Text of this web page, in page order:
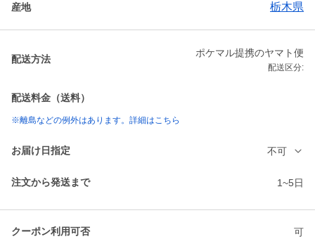
産地 栃木県
配送方法
ポケマル提携のヤマト便
配送区分:
配送料金（送料）
※離島などの例外はあります。詳細はこちら
お届け日指定 不可
注文から発送まで 1~5日
クーポン利用可否 可